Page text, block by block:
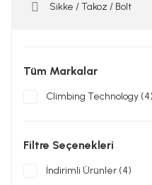
Sikke / Takoz / Bolt
Tüm Markalar
Climbing Technology (4)
Filtre Seçenekleri
İndirimli Ürünler (4)